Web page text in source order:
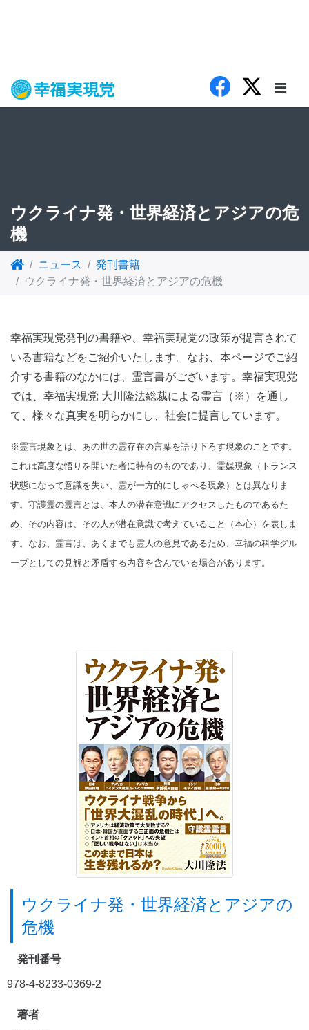
ウクライナ発・世界経済とアジアの危
機
ニュース
発刊書籍
ウクライナ発・世界経済とアジアの危機
幸福実現党発刊の書籍や、幸福実現党の政策が提言されて
いる書籍などをご紹介いたします。なお、本ページでご紹
介する書籍のなかには、霊言書がございます。幸福実現党
では、幸福実現党 大川隆法総裁による霊言（※）を通し
て、様々な真実を明らかにし、社会に提言しています。
※霊言現象とは、あの世の霊存在の言葉を語り下ろす現象のことです。
これは高度な悟りを開いた者に特有のものであり、霊媒現象（トランス
状態になって意識を失い、霊が一方的にしゃべる現象）とは異なりま
す。守護霊の霊言とは、本人の潜在意識にアクセスしたものであるた
め、その内容は、その人が潜在意識で考えていること（本心）を表しま
す。なお、霊言は、あくまでも霊人の意見であるため、幸福の科学グル
ープとしての見解と矛盾する内容を含んでいる場合があります。
ウクライナ発・世界経済とアジアの
危機
発刊番号
978-4-8233-0369-2
著者